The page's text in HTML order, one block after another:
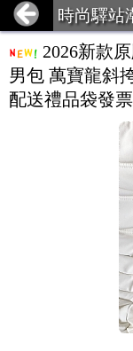
時尚驛站
2026新款
男包 萬寶龍斜
配送禮品袋發